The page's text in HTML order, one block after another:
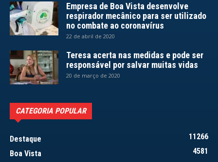
Empresa de Boa Vista desenvolve
respirador mecânico para ser utilizado
no combate ao coronavírus
22 de abril de 2020
Teresa acerta nas medidas e pode ser
responsável por salvar muitas vidas
20 de março de 2020
CATEGORIA POPULAR
Destaque
11266
Boa Vista
4581